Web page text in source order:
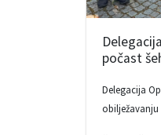
počast
Delegacija
obilježavanju